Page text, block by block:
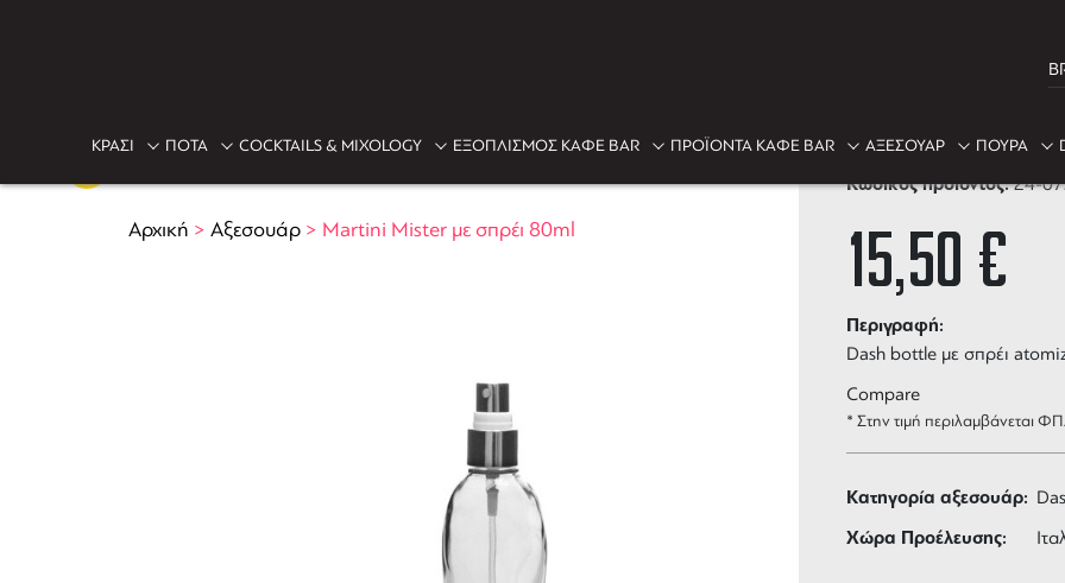
ΚΡΑΣΙ ΠΟΤΑ COCKTAILS & MIXOLOGY ΕΞΟΠΛΙΣΜΟΣ ΚΑΦΕ BAR ΠΡΟΪΟΝΤΑ ΚΑΦΕ BAR ΑΞΕΣΟΥΑΡ ΠΟΥΡΑ
Αρχική > Αξεσουάρ> Martini Mister με σπρέι 80ml
Martini
Κωδικός προϊόντος:24-
15,50€
Περιγραφή:
Dash bottle με σπρέι
Compare
* Στην τιμή περιλαμβάνεται
Κατηγορία αξεσουάρ:
Χώρα Προέλευσης: